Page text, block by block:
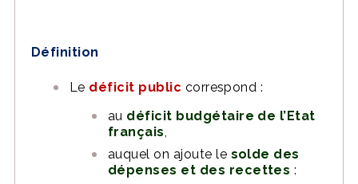
Définition
Le déficit public correspond :
au déficit budgétaire de l’Etat
français,
auquel on ajoute le solde des
dépenses et des recettes :